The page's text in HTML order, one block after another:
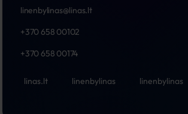
linenbylinas@linas.lt
+370 658 00102
+370 658 00174
linas.lt linenbylinas linenbylinas